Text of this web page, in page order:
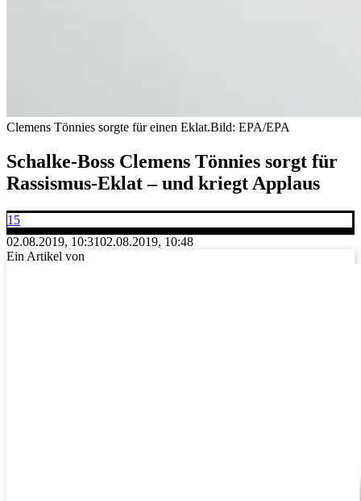
Clemens Tönnies sorgte für einen Eklat.Bild: EPA/EPA
Schalke-Boss Clemens Tönnies sorgt für
Rassismus-Eklat – und kriegt Applaus
15
02.08.2019, 10:3102.08.2019, 10:48
Ein Artikel von